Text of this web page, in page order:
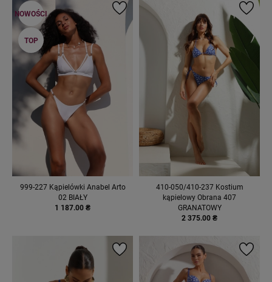
999-227 Kąpielówki Anabel Arto
02 BIAŁY
1 187.00 ₴
NOWOŚCI
TOP
410-050/410-237 Kostium
kąpielowy Obrana 407
GRANATOWY
2 375.00 ₴